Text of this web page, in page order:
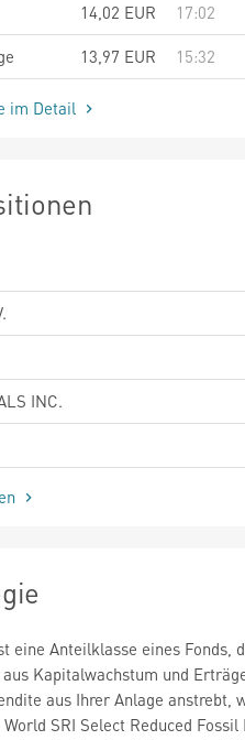
14,02 EUR
17:02
13,97 EUR 15:32
im Detail
INC.
eine Anteilklasse eines Fonds,
Kapitalwachstum und
aus Ihrer Anlage anstrebt,
SRI Select Reduced Fossil